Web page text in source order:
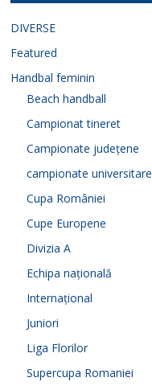
DIVERSE
Featured
Handbal feminin
Beach handball
Campionat tineret
Campionate județene
campionate universitare
Cupa României
Cupe Europene
Divizia A
Echipa națională
Internațional
Juniori
Liga Florilor
Supercupa Romaniei